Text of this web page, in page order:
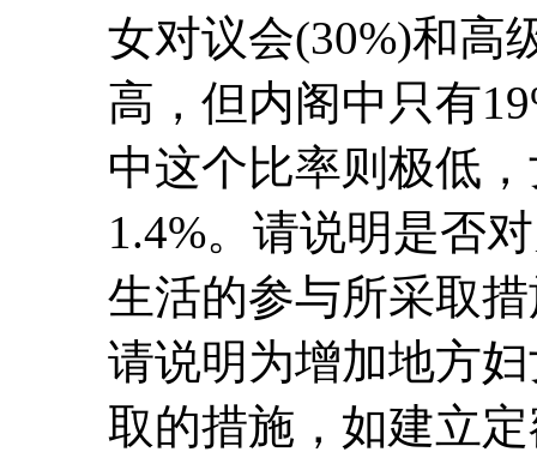
女对议会(30%)和高
高，但内阁中只有
中这个比率则极低
1.4%。请说明是否
生活的参与所采取
请说明为增加地方
取的措施，如建立